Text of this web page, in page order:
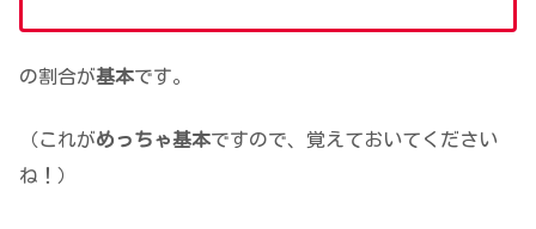
の割合が基本です。
（これがめっちゃ基本ですので、覚えておいてください
ね！）